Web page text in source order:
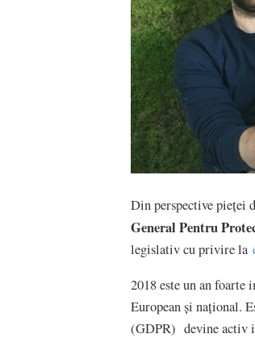
Din perspective pieței
General Pentru
legislativ cu privire la
2018 este un an
European și național.
(GDPR) devine activ